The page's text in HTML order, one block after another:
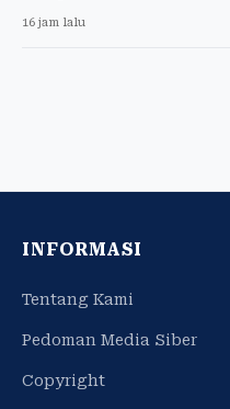
16 jam lalu
INFORMASI
Tentang Kami
Pedoman Media Siber
Copyright